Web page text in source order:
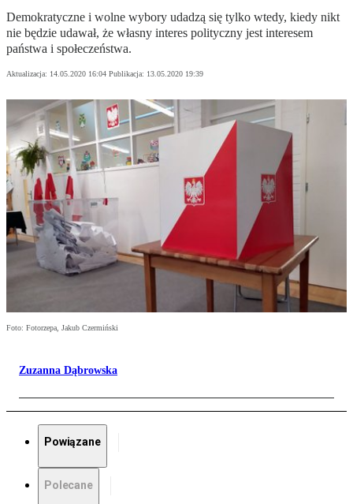
Demokratyczne i wolne wybory udadzą się tylko wtedy, kiedy nikt
nie będzie udawał, że własny interes polityczny jest interesem
państwa i społeczeństwa.
Aktualizacja: 14.05.2020 16:04 Publikacja: 13.05.2020 19:39
Foto: Fotorzepa, Jakub Czermiński
Zuzanna Dąbrowska
Powiązane
Polecane